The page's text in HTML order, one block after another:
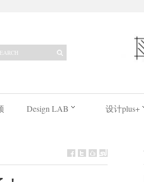
Design LAB 设计plus+